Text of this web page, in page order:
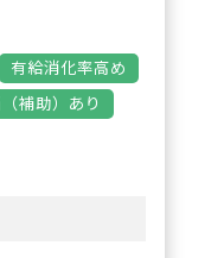
談しや
在宅未経
トできま
有給消化率高め
補助）あり